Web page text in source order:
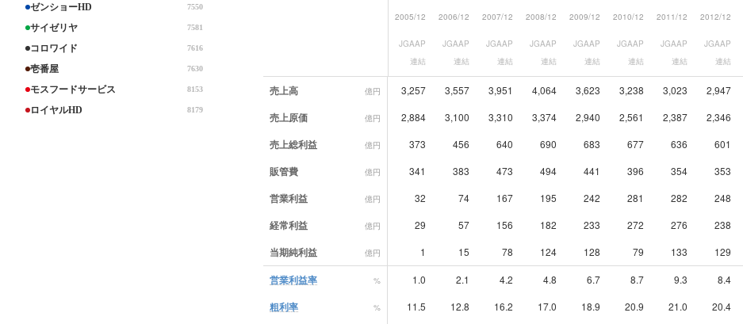
ゼンショーHD 7550
サイゼリヤ 7581
コロワイド 7616
壱番屋 7630
モスフードサービス 8153
ロイヤルHD 8179
業績データ一覧
2005/12 2006/12 2007/12 2008/12 2009/12 2010/12 2011/12 2012/12
JGAAP
連結
JGAAP
連結
JGAAP
連結
JGAAP
連結
JGAAP
連結
JGAAP
連結
JGAAP
連結
JGAAP
連結
売上高 億円 3,257 3,557 3,951 4,064 3,623 3,238 3,023 2,947
売上原価 億円 2,884 3,100 3,310 3,374 2,940 2,561 2,387 2,346
売上総利益 億円 373 456 640 690 683 677 636 601
販管費 億円 341 383 473 494 441 396 354 353
営業利益 億円 32 74 167 195 242 281 282 248
経常利益 億円 29 57 156 182 233 272 276 238
当期純利益 億円 1 15 78 124 128 79 133 129
営業利益率 % 1.0 2.1 4.2 4.8 6.7 8.7 9.3 8.4
粗利率 % 11.5 12.8 16.2 17.0 18.9 20.9 21.0 20.4